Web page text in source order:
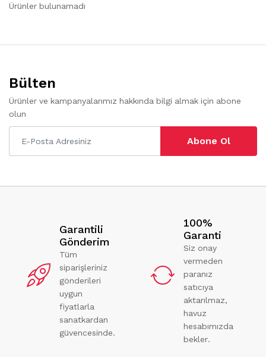
Ürünler bulunamadı
Bülten
Ürünler ve kampanyalarımız hakkında bilgi almak için abone
olun
Abone Ol
Garantili
Gönderim
Tüm
siparişleriniz
gönderileri
uygun
fiyatlarla
sanatkardan
güvencesinde.
100%
Garanti
Siz onay
vermeden
paranız
satıcıya
aktarılmaz,
havuz
hesabımızda
bekler.